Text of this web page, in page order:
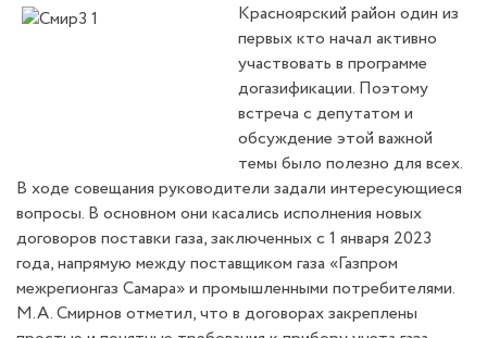
Красноярский район один из
первых кто начал активно
участвовать в программе
догазификации. Поэтому
встреча с депутатом и
обсуждение этой важной
темы было полезно для всех.
В ходе совещания руководители задали интересующиеся
вопросы. В основном они касались исполнения новых
договоров поставки газа, заключенных с 1 января 2023
года, напрямую между поставщиком газа «Газпром
межрегионгаз Самара» и промышленными потребителями.
М.А. Смирнов отметил, что в договорах закреплены